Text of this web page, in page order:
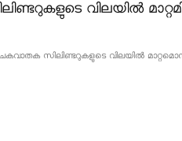
വിലയിൽ
സിലിണ്ടറുകളുടെ വിലയിൽ മാറ്റമൊന്നും